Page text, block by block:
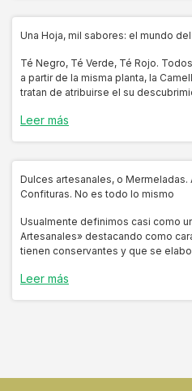
Una Hoja, mil sabores: el mundo
Té Negro, Té Verde, Té Rojo.
a partir de la misma planta, la
tratan de atribuirse el su
Leer más
Dulces artesanales, o
Confituras. No es todo lo mismo
Usualmente definimos casi como
Artesanales» destacando como
tienen conservantes y que se
Leer más